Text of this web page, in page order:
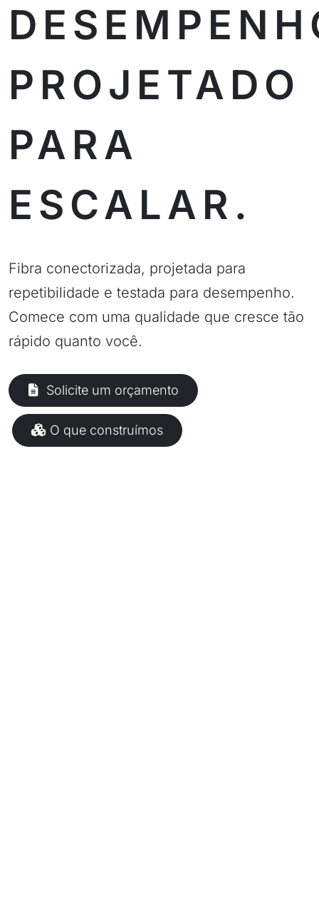
PROJETADO
PARA
ESCALAR.
Fibra conectorizada, projetada para
repetibilidade e testada para desempenho.
Comece com uma qualidade que cresce tão
rápido quanto você.
Solicite um orçamento
O que construímos